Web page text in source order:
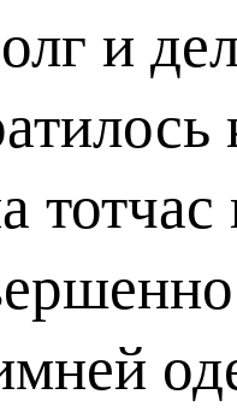
и
тотчас